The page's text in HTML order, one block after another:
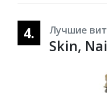
4. Лучшие
Skin,